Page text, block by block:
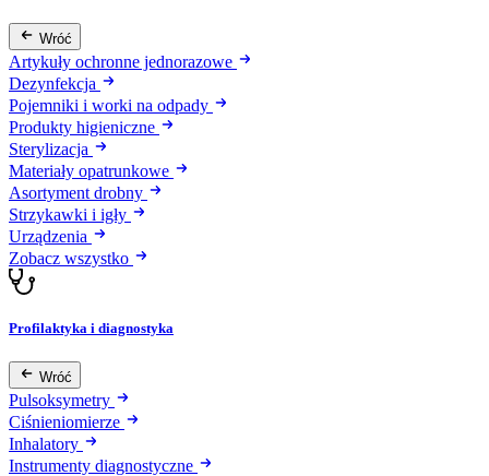
Wróć
Artykuły ochronne jednorazowe
Dezynfekcja
Pojemniki i worki na odpady
Produkty higieniczne
Sterylizacja
Materiały opatrunkowe
Asortyment drobny
Strzykawki i igły
Urządzenia
Zobacz wszystko
Profilaktyka i diagnostyka
Wróć
Pulsoksymetry
Ciśnieniomierze
Inhalatory
Instrumenty diagnostyczne